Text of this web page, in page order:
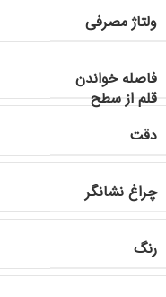
ولتاژ مصرفی
فاصله خواندن
قلم از سطح
دقت
چراغ نشانگر
رنگ